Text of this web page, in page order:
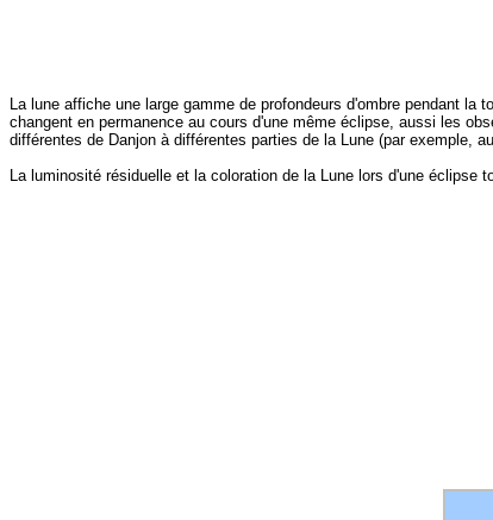
La lune affiche une large gamme de profondeurs d'ombre pendant
changent en permanence au cours d'une même éclipse, aussi les
différentes de Danjon à différentes parties de la Lune (par exemple,
La luminosité résiduelle et la coloration de la Lune lors d'une éclipse